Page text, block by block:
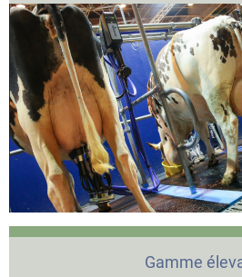
Gamme